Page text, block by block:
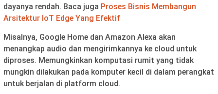
dayanya rendah. Baca juga Proses Bisnis Membangun
Arsitektur IoT Edge Yang Efektif
Misalnya, Google Home dan Amazon Alexa akan
menangkap audio dan mengirimkannya ke cloud untuk
diproses. Memungkinkan komputasi rumit yang tidak
mungkin dilakukan pada komputer kecil di dalam perangkat
untuk berjalan di platform cloud.